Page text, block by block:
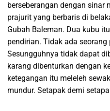
berseberangan dengan sinar
prajurit yang berbaris di
Gubah Baleman. Dua kubu
pendirian. Tidak ada seorang
Sesungguhnya tidak dapat
karang dibenturkan dengan
ketegangan itu meleleh
mundur. Setapak demi